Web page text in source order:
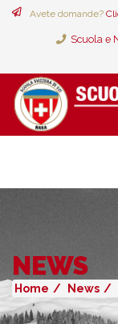
Avete domande?
Scuola e
NEWS
Home News